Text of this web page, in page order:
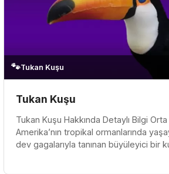
🐾Tukan Kuşu
Tukan Kuşu
Tukan Kuşu Hakkında Detaylı Bilgi
Amerika’nın tropikal ormanlarında
dev gagalarıyla tanınan büyüleyici bir